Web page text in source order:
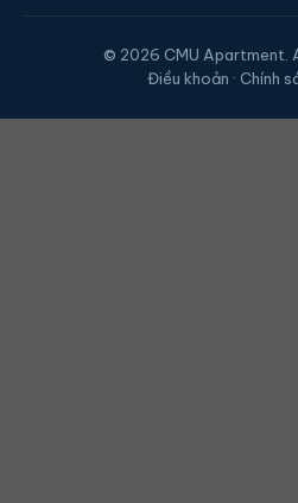
© 2026 CMU Apartment.
Điều khoản · Chính